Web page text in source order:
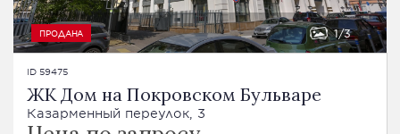
ПРОДАНА 1 3
ID 59475
ЖК Дом на Покровском Бульваре
Казарменный переулок, 3